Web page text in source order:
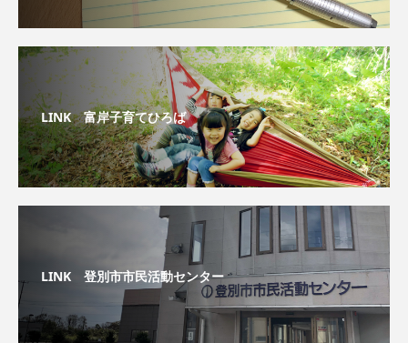
LINK 富岸子育てひろば
LINK 登別市市民活動センター